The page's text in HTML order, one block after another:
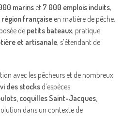
marins et 7 000 emplois induits,
région française en matière de pêche.
de petits bateaux, pratique
et artisanale, s’étendant de
avec les pêcheurs et de nombreux
des stocks d’espèces
coquilles Saint-Jacques,
dans un contexte de